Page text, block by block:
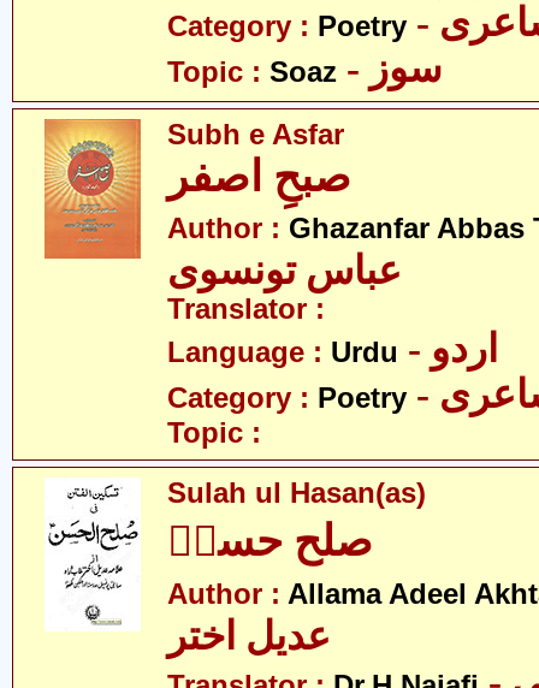
Category : Poetry
Topic : Soaz - سوز
Subh e Asfar
صبحِ اصفر
Author : Ghazanfar Abbas
عباس تونسوی
Translator :
Language : Urdu - اردو
Category : Poetry
Topic :
Sulah ul Hasan(as)
صلح حسنؑ
Author : Allama Adeel
عدیل اختر